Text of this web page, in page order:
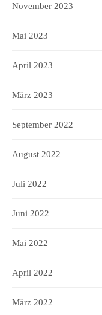
November 2023
Mai 2023
April 2023
März 2023
September 2022
August 2022
Juli 2022
Juni 2022
Mai 2022
April 2022
März 2022